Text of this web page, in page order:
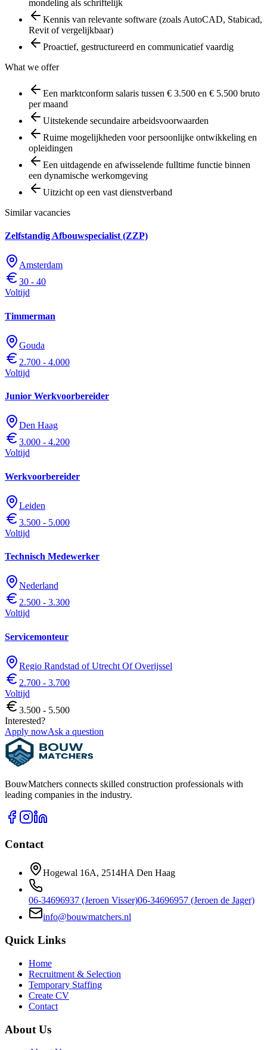
mondeling als schriftelijk
Kennis van relevante software (zoals AutoCAD, Stabicad,
Revit of vergelijkbaar)
Proactief, gestructureerd en communicatief vaardig
What we offer
Een marktconform salaris tussen € 3.500 en € 5.500 bruto
per maand
Uitstekende secundaire arbeidsvoorwaarden
Ruime mogelijkheden voor persoonlijke ontwikkeling en
opleidingen
Een uitdagende en afwisselende fulltime functie binnen
een dynamische werkomgeving
Uitzicht op een vast dienstverband
Similar vacancies
Zelfstandig Afbouwspecialist (ZZP)
Amsterdam
30 - 40
Voltijd
Timmerman
Gouda
2.700 - 4.000
Voltijd
Junior Werkvoorbereider
Den Haag
3.000 - 4.200
Voltijd
Werkvoorbereider
Leiden
3.500 - 5.000
Voltijd
Technisch Medewerker
Nederland
2.500 - 3.300
Voltijd
Servicemonteur
Regio Randstad of Utrecht Of Overijssel
2.700 - 3.700
Voltijd
3.500 - 5.500
Interested?
Apply nowAsk a question
BouwMatchers connects skilled construction professionals with
leading companies in the industry.
Contact
Hogewal 16A, 2514HA Den Haag
06-34696937 (Jeroen Visser)06-34696957 (Jeroen de Jager)
info@bouwmatchers.nl
Quick Links
Home
Recruitment & Selection
Temporary Staffing
Create CV
Contact
About Us